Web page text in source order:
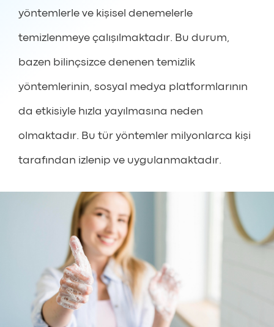
yöntemlerle ve kişisel denemelerle
temizlenmeye çalışılmaktadır. Bu durum,
bazen bilinçsizce denenen temizlik
yöntemlerinin, sosyal medya platformlarının
da etkisiyle hızla yayılmasına neden
olmaktadır. Bu tür yöntemler milyonlarca kişi
tarafından izlenip ve uygulanmaktadır.